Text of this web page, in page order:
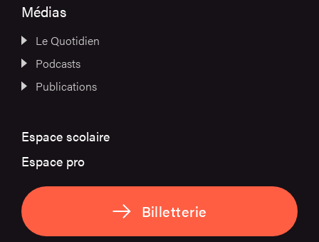
Médias
Le Quotidien
Podcasts
Publications
Espace scolaire
Espace pro
Billetterie